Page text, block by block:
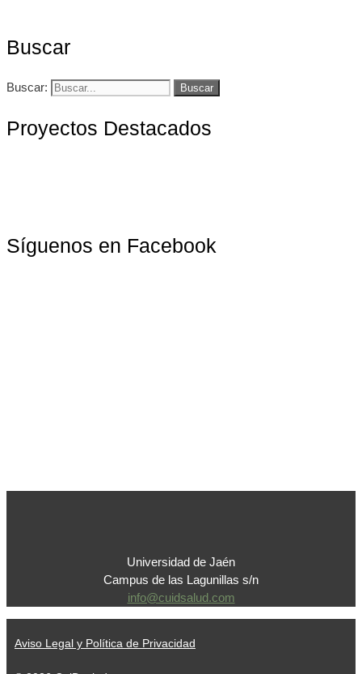
Buscar
Buscar:
Proyectos Destacados
Síguenos en Facebook
Universidad de Jaén
Campus de las Lagunillas s/n
info@cuidsalud.com
Aviso Legal y Política de Privacidad